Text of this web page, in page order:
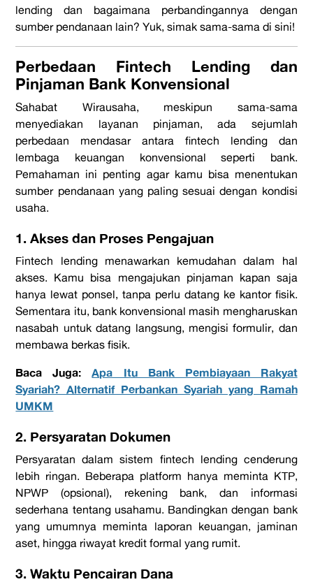
lending dan bagaimana perbandingannya dengan
sumber pendanaan lain? Yuk, simak sama-sama di sini!
Perbedaan Fintech Lending dan
Pinjaman Bank Konvensional
Sahabat Wirausaha, meskipun sama-sama
menyediakan layanan pinjaman, ada sejumlah
perbedaan mendasar antara fintech lendingdan
lembaga keuangan konvensional seperti bank.
Pemahaman ini penting agar kamu bisa menentukan
sumber pendanaan yang paling sesuai dengan kondisi
usaha.
1. Akses dan Proses Pengajuan
Fintech lendingmenawarkan kemudahan dalam hal
akses. Kamu bisa mengajukan pinjaman kapan saja
hanya lewat ponsel, tanpa perlu datang ke kantor fisik.
Sementara itu, bank konvensional masih mengharuskan
nasabah untuk datang langsung, mengisi formulir, dan
membawa berkas fisik.
Baca Juga:Apa Itu Bank Pembiayaan Rakyat
Syariah? Alternatif Perbankan Syariah yang Ramah
UMKM
2. Persyaratan Dokumen
Persyaratan dalam sistem fintech lending cenderung
lebih ringan. Beberapa platform hanya meminta KTP,
NPWP (opsional), rekening bank, dan informasi
sederhana tentang usahamu. Bandingkan dengan bank
yang umumnya meminta laporan keuangan, jaminan
aset, hingga riwayat kredit formal yang rumit.
3. Waktu Pencairan Dana